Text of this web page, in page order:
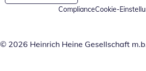
ComplianceCookie-
© 2026 Heinrich Heine Gesellschaft